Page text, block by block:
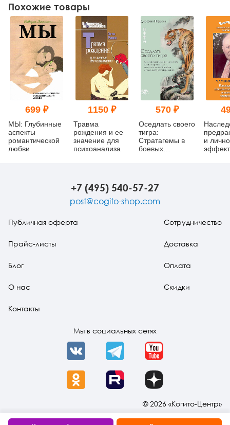
Похожие товары
699 ₽
МЫ: Глубинные
аспекты
романтической
любви
1150 ₽
Травма
рождения и ее
значение для
психоанализа
570 ₽
Оседлать своего
тигра:
Cтратагемы в
боевых
помощью
простых
решений
и
+7 (495) 540-57-27
post@cogito-shop.com
Публичная оферта
Прайс-листы
Блог
О нас
Контакты
Сотрудничество
Доставка
Оплата
Скидки
Мы в социальных сетях
VK Telegram YouTube
OK Rutube Dzen
© 2026 «Когито-Центр»